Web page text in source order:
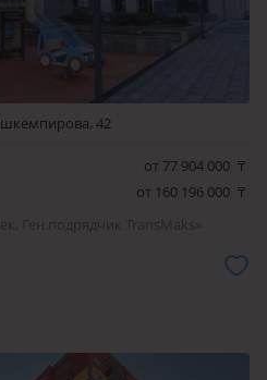
42
от 77 904 000 ₸
от 160 196 000 ₸